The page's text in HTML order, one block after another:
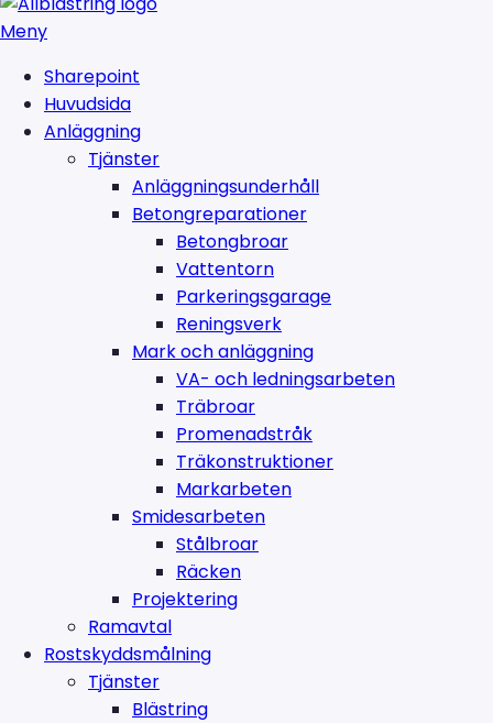
Meny
Sharepoint
Huvudsida
Anläggning
Tjänster
Anläggningsunderhåll
Betongreparationer
Betongbroar
Vattentorn
Parkeringsgarage
Reningsverk
Mark och anläggning
VA- och ledningsarbeten
Träbroar
Promenadstråk
Träkonstruktioner
Markarbeten
Smidesarbeten
Stålbroar
Räcken
Projektering
Ramavtal
Rostskyddsmålning
Tjänster
Blästring